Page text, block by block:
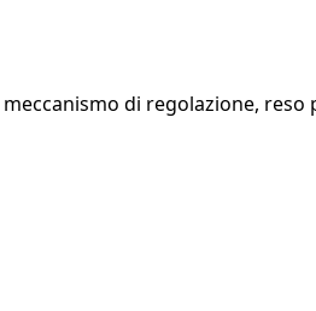
di regolazione, reso